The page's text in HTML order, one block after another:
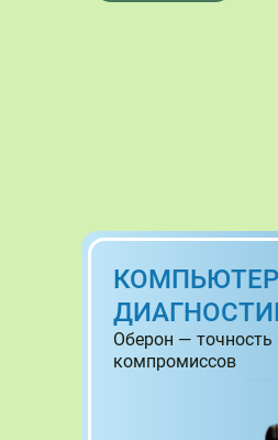
Оберон —
компромиссов